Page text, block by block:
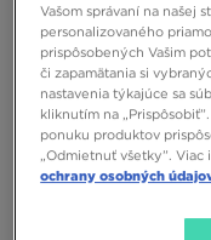
ADIDAS FORUM LOW
58,00 €
Dostupné Farby
Biela
Vašom správaní na našej
personalizovaného
prispôsobených Vašim
či zapamätania si
nastavenia týkajúce sa
kliknutím na
ponuku produktov
„Odmietnuť všetky”.
ochrany osobných